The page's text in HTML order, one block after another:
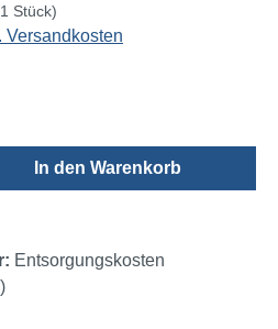
Stück)
Versandkosten
den gewünschten
In den Warenkorb
Entsorgungskosten